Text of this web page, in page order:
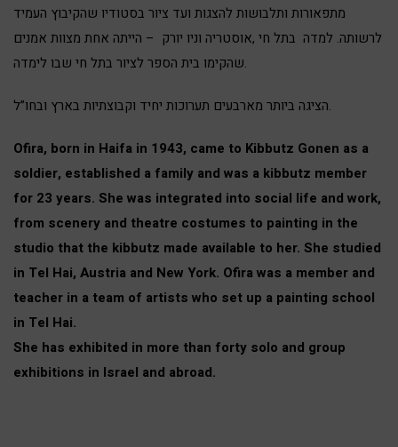
מתפאורות ותלבושות להצגות ועד ציור בסטודיו שהקיבוץ העמיד
לרשותה. למדה בתל חי ,אוסטריה וניו יורק – הייתה אחת מצוות אמנים
שהקימו בית הספר לציור בתל חי שבו לימדה.
הציגה ביותר מארבעים תערוכות יחיד וקבוצתיות בארץ ובחו”ל.
Ofira, born in Haifa in 1943, came to Kibbutz Gonen as a
soldier, established a family and was a kibbutz member
for 23 years. She was integrated into social life and work,
from scenery and theatre costumes to painting in the
studio that the kibbutz made available to her. She studied
in Tel Hai, Austria and New York. Ofira was a member and
teacher in a team of artists who set up a painting school
in Tel Hai.
She has exhibited in more than forty solo and group
exhibitions in Israel and abroad.